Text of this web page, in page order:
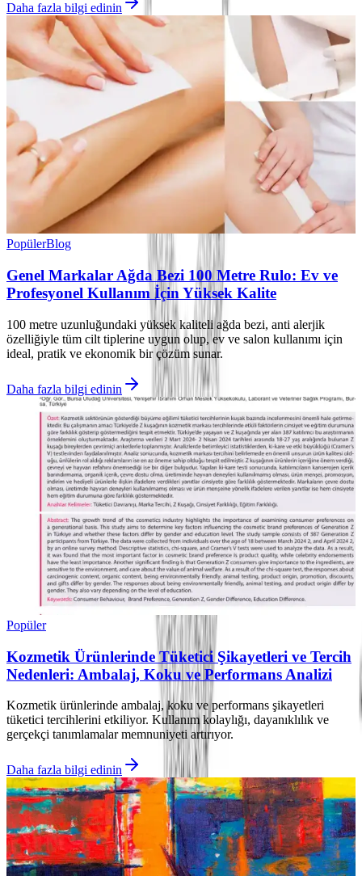
Daha fazla bilgi edinin
PopülerBlog
Genel Markalar Ağda Bezi 100 Metre Rulo: Ev ve
Profesyonel Kullanım İçin Yüksek Kalite
100 metre uzunluğundaki yüksek kaliteli ağda bezi, anti alerjik
özelliğiyle tüm cilt tiplerine uygun olup, ev ve salon kullanımı için
ideal, pratik ve ekonomik bir çözüm sunar.
Daha fazla bilgi edinin
Popüler
Kozmetik Ürünlerinde Tüketici Şikayetleri ve Tercih
Nedenleri: Ambalaj, Koku ve Performans Analizi
Kozmetik ürünlerinde ambalaj, koku ve performans şikayetleri
tüketici tercihlerini etkiliyor. Kullanım kolaylığı, dayanıklılık ve
gerçekçi tanımlamalar memnuniyeti artırıyor.
Daha fazla bilgi edinin